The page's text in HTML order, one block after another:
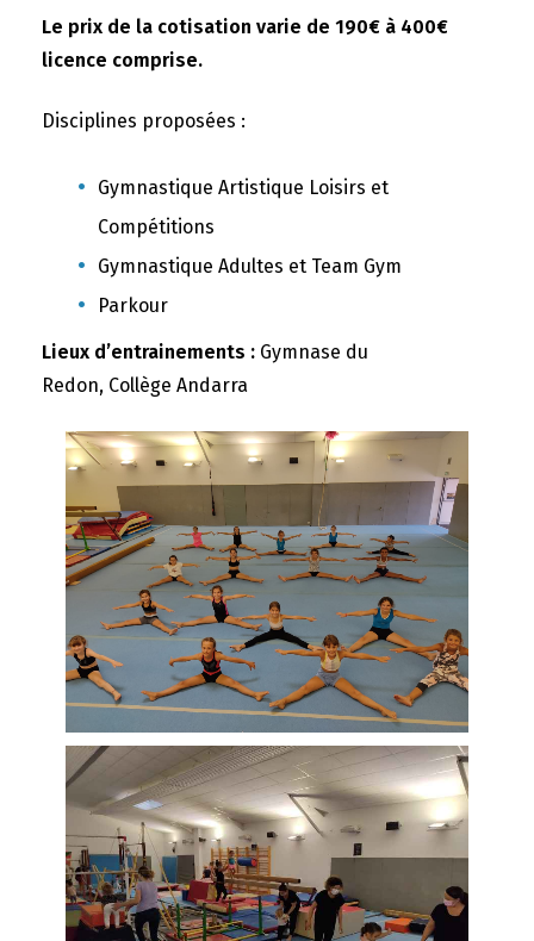
Le prix de la cotisation varie de 190€ à 400€
licence comprise.
Disciplines proposées :
Gymnastique Artistique Loisirs et
Compétitions
Gymnastique Adultes et Team Gym
Parkour
Lieux d’entrainements : Gymnase du
Redon, Collège Andarra